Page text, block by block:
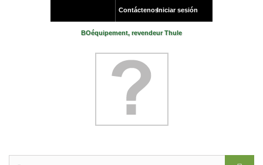
Iniciar sesión
Contáctenos
BOéquipement, revendeur Thule